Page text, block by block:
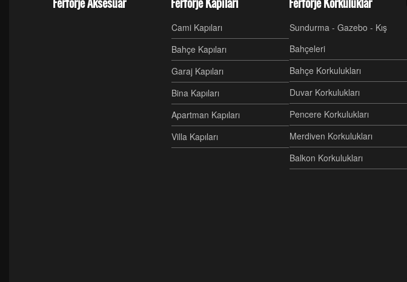
Cami Kapıları
Bahçe Kapıları
Garaj Kapıları
Bina Kapıları
Apartman Kapıları
Villa Kapıları
Sundurma - Gazebo - Kış
Bahçeleri
Bahçe Korkulukları
Duvar Korkulukları
Pencere Korkulukları
Merdiven Korkulukları
Balkon Korkulukları